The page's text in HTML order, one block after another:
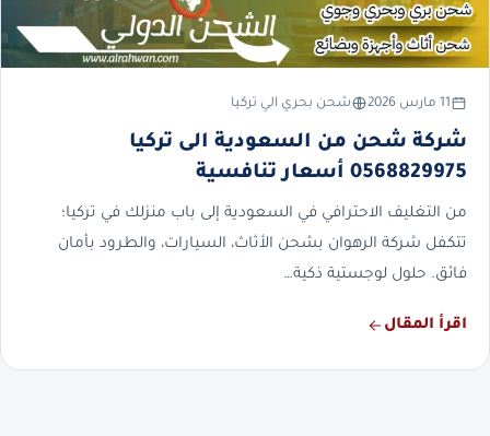
11 مارس 2026 شحن بحري الي تركيا
شركة شحن من السعودية الى تركيا
0568829975 أسعار تنافسية
من التغليف الاحترافي في السعودية إلى باب منزلك في تركيا؛
تتكفل شركة الرهوان بشحن الأثاث، السيارات، والطرود بأمان
فائق. حلول لوجستية ذكية…
اقرأ المقال